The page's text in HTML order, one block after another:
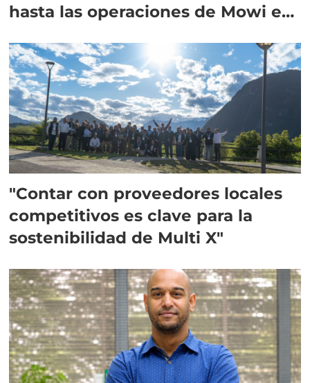
hasta las operaciones de Mowi en
"Contar con proveedores locales
competitivos es clave para la
sostenibilidad de Multi X"